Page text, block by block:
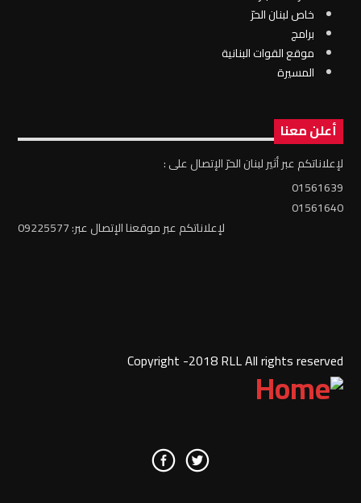
خاص لبنان الحرّ
برامج
موقع القوات البنانية
المسيرة
أعلن معنا
لإعلاناتكم عبر أثير لبنان الحرّ الإتصال على :
01561639
01561640
لإعلاناتكم عبر موقعنا الإتصال عبر: 09225577
Copyright -2018 RLL All rights reserved